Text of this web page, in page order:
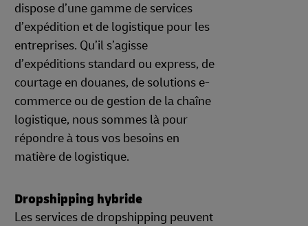
dispose d’une gamme de services
d’expédition et de logistique pour les
entreprises. Qu’il s’agisse
d’expéditions standard ou express, de
courtage en douanes, de solutions e-
commerce ou de gestion de la chaîne
logistique, nous sommes là pour
répondre à tous vos besoins en
matière de logistique.
Dropshipping hybride
Les services de dropshipping peuvent